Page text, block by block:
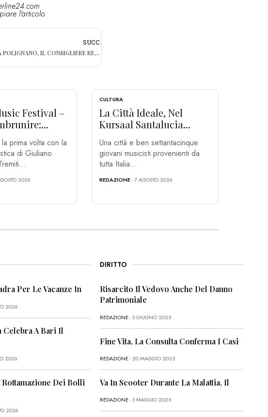
l'articolo.
SUCC.
MORTE DEL RAGAZZO A POLIGNANO, IL CONSIGLIERE REGIONALE: “NON È STATA SOLO FATALITÀ, HA INCISO RITARDO NEI SOCCORSI”
Festival –
prima volta con la
di Giuliano
2026
CULTURA
La Città Ideale, Nel
Kursaal Santalucia...
Una città e ben settantacinque
giovani musicisti provenienti da
tutta Italia...
REDAZIONE- 7 AGOSTO 2026
Per Le Vacanze In
2026
Celebra A Bari Il
2026
Dei Bolli
2026
DIRITTO
Risarcito Il Vedovo Anche Del Danno
Patrimoniale
REDAZIONE- 3 GIUGNO 2025
Fine Vita, La Consulta Conferma I Casi
REDAZIONE- 20 MAGGIO 2025
Va In Scooter Durante La Malattia, Il
REDAZIONE- 3 MAGGIO 2025